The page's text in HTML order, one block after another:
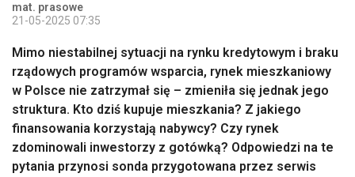
mat. prasowe
21-05-2025 07:35
Mimo niestabilnej sytuacji na rynku kredytowym i braku
rządowych programów wsparcia, rynek mieszkaniowy
w Polsce nie zatrzymał się – zmieniła się jednak jego
struktura. Kto dziś kupuje mieszkania? Z jakiego
finansowania korzystają nabywcy? Czy rynek
zdominowali inwestorzy z gotówką? Odpowiedzi na te
pytania przynosi sonda przygotowana przez serwis